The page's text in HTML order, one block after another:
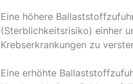
Eine höhere
(Sterblichkeitsrisiko) einher
Krebserkrankungen zu
Eine erhöhte